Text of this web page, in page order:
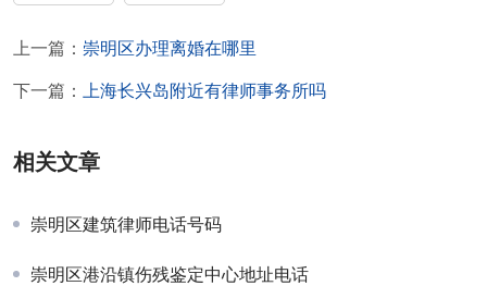
上一篇： 崇明区办理离婚在哪里
下一篇：
上海长兴岛附近有律师事务所吗
相关文章
崇明区建筑律师电话号码
崇明区港沿镇伤残鉴定中心地址电话